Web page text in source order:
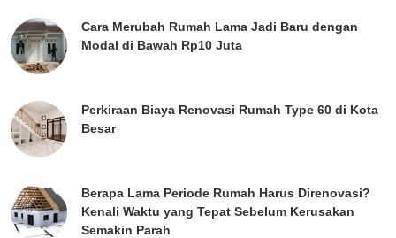
Cara Merubah Rumah Lama Jadi Baru dengan
Modal di Bawah Rp10 Juta
Perkiraan Biaya Renovasi Rumah Type 60 di Kota
Besar
Berapa Lama Periode Rumah Harus Direnovasi?
Kenali Waktu yang Tepat Sebelum Kerusakan
Semakin Parah